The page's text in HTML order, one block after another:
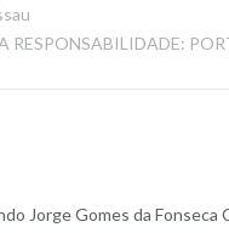
RESPONSABILIDADE:
Jorge Gomes da Fonseca